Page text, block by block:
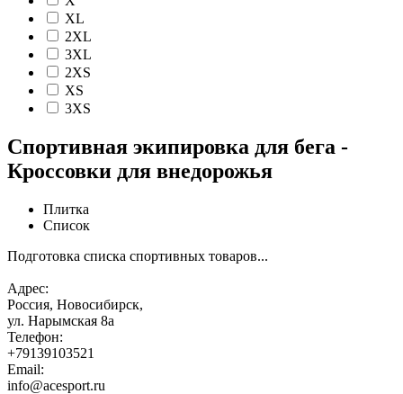
XL
2XL
3XL
2XS
XS
3XS
Спортивная экипировка для бега -
Кроссовки для внедорожья
Плитка
Список
Подготовка списка спортивных товаров...
Адрес:
Россия, Новосибирск,
ул. Нарымская 8а
Телефон:
+79139103521
Email:
info@acesport.ru